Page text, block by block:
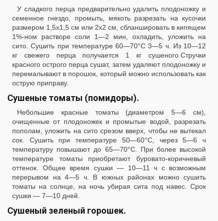
У сладкого перца предварительно удалить плодоножку и
семенное гнездо, промыть, мякоть разрезать на кусочки
размером 1,5х1,5 см или 2x2 см, сбланшировать в кипящем
1%-ном растворе соли 1—2 мин, охладить, уложить на
сито. Сушить при температуре 60—70°С 3—5 ч. Из 10—12
кг свежего перца получается 1 кг сушеного.Стручки
красного острого перца сушат, затем удаляют плодоножку и
перемалывают в порошок, который можно использовать как
острую приправу.
Сушеные томаты (помидоры).
Небольшие красные томаты (диаметром 5—6 см),
очищенные от плодоножек и промытые водой, разрезать
пополам, уложить на сито срезом вверх, чтобы не вытекал
сок. Сушить при температуре 50—60°С, через 5—6 ч
температуру повышают до 65—70°С. При более высокой
температуре томаты приобретают буровато-коричневый
оттенок. Общее время сушки — 10—11 ч с возможным
перерывом на 4—5 ч. В южных районах можно сушить
томаты на солнце, на ночь убирая сита под навес. Срок
сушки — 7—10 дней.
Сушеный зеленый горошек.